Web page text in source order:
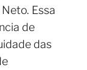
Essa
de
das